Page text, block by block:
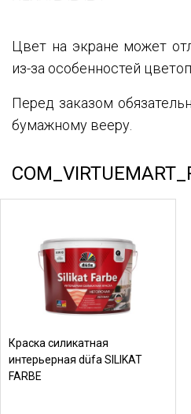
Цвет на экране может
из-за особенностей
Перед заказом
бумажному вееру.
Краска силикатная
интерьерная düfa SILIKAT
FARBE